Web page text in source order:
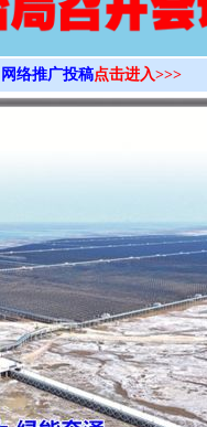
网络推广投稿点击进入>>>